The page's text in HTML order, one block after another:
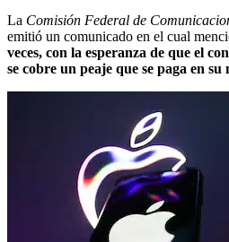
La Comisión Federal de
emitió un comunicado en el cual
veces, con la esperanza de que el
se cobre un peaje que se paga en